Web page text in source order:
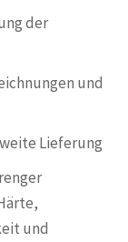
der
und
Lieferung
und